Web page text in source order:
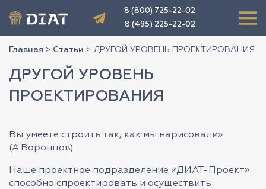
8 (800) 725-22-02
8 (495) 225-22-02
Главная > Статьи > ДРУГОЙ УРОВЕНЬ ПРОЕКТИРОВАНИЯ
ДРУГОЙ УРОВЕНЬ
ПРОЕКТИРОВАНИЯ
Вы умеете строить так, как мы нарисовали»
(А.Воронцов)
Наше проектное подразделение «ДИАТ-Проект»
способно спроектировать и осуществить